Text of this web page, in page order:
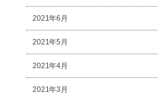
2021年6月
2021年5月
2021年4月
2021年3月